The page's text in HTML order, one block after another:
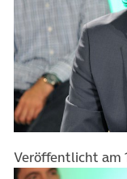
Veröffentlicht am